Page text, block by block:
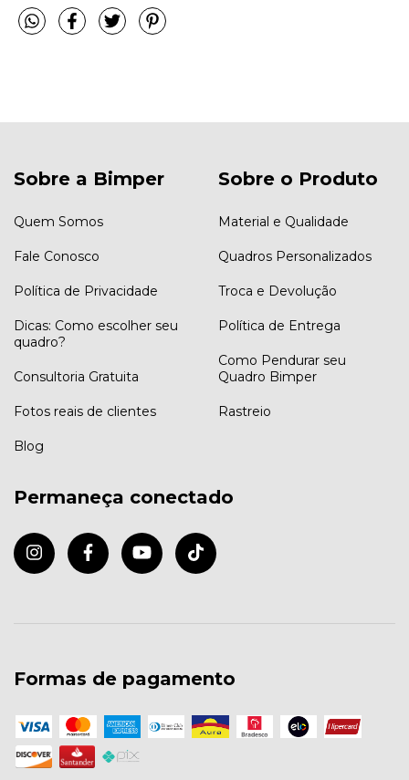
Sobre a Bimper
Quem Somos
Fale Conosco
Política de Privacidade
Dicas: Como escolher seu
quadro?
Consultoria Gratuita
Fotos reais de clientes
Blog
Sobre o Produto
Material e Qualidade
Quadros Personalizados
Troca e Devolução
Política de Entrega
Como Pendurar seu
Quadro Bimper
Rastreio
Permaneça conectado
Formas de pagamento